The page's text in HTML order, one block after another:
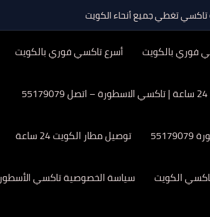
تغطي جميع أنحاء الكويت
فوري بالكويت أسرع تاكسي فوري بالكويت
توصيل مطار الكويت 24 ساعة
الكويت سياسة الخصوصية تاكسي